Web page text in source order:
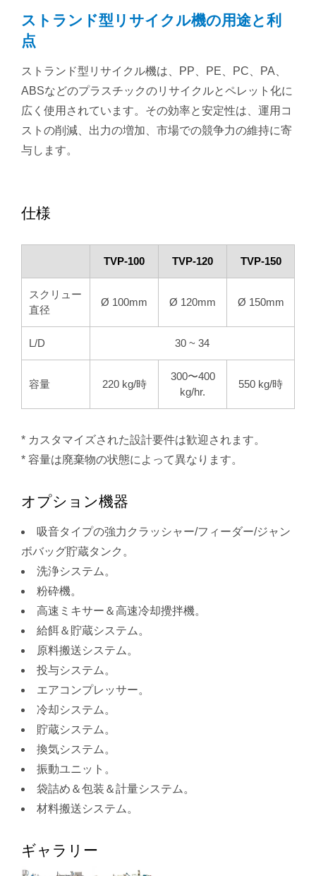
ストランド型リサイクル機の用途と利
点
ストランド型リサイクル機は、PP、PE、PC、PA、
ABSなどのプラスチックのリサイクルとペレット化に
広く使用されています。その効率と安定性は、運用コ
ストの削減、出力の増加、市場での競争力の維持に寄
与します。
仕様
TVP-100 TVP-120 TVP-150
スクリュー
直径
Ø 100mm Ø 120mm Ø 150mm
L/D 30 ~ 34
容量 220 kg/時
300〜400
kg/hr.
550 kg/時
* カスタマイズされた設計要件は歓迎されます。
* 容量は廃棄物の状態によって異なります。
オプション機器
吸音タイプの強力クラッシャー/フィーダー/ジャン
ボバッグ貯蔵タンク。
洗浄システム。
粉砕機。
高速ミキサー＆高速冷却攪拌機。
給餌＆貯蔵システム。
原料搬送システム。
投与システム。
エアコンプレッサー。
冷却システム。
貯蔵システム。
換気システム。
振動ユニット。
袋詰め＆包装＆計量システム。
材料搬送システム。
ギャラリー